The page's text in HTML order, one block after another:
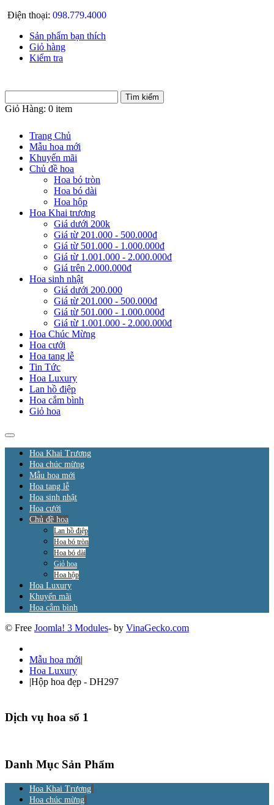
Điện thoại: 098.779.4000
Sản phẩm bạn thích
Giỏ hàng
Kiểm tra
Giỏ Hàng: 0 item
Trang Chủ
Mẫu hoa mới
Khuyến mãi
Chủ đề hoa
Hoa bó tròn
Hoa bó dài
Hoa hộp
Hoa Khai trương
Giá dưới 200k
Giá từ 201.000 - 500.000đ
Giá từ 501.000 - 1.000.000đ
Giá từ 1.001.000 - 2.000.000đ
Giá trên 2.000.000đ
Hoa sinh nhật
Giá dưới 200.000
Giá từ 201.000 - 500.000đ
Giá từ 501.000 - 1.000.000đ
Giá từ 1.001.000 - 2.000.000đ
Hoa Chúc Mừng
Hoa cưới
Hoa tang lễ
Tin Tức
Hoa Luxury
Lan hồ điệp
Hoa cắm bình
Giỏ hoa
Hoa Khai Trương
Hoa chúc mừng
Mẫu hoa mới
Hoa tang lễ
Hoa sinh nhật
Hoa cưới
Chủ đề hoa
Lan hồ điệp
Hoa bó tròn
Hoa bó dài
Giỏ hoa
Hoa hộp
Hoa Luxury
Khuyến mãi
Hoa cắm bình
© Free Joomla! 3 Modules- by VinaGecko.com
Mẫu hoa mới|
Hoa Luxury
|Hộp hoa đẹp - DH297
Dịch vụ hoa số 1
Danh Mục Sản Phẩm
Hoa Khai Trương
Hoa chúc mừng